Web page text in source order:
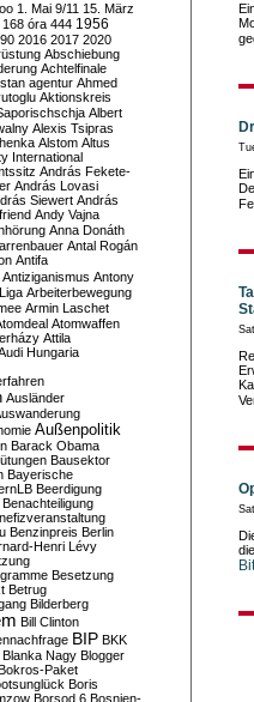
1. Mai 9/11 15. März
168 óra 444 1956
2016 2017 2020
Abschiebung
Achtelfinale
agentur Ahmed
Aktionskreis
Albert
Alexis Tsipras
Alstom Altus
International
András Fekete-
András Lovasi
Siewert András
Andy Vajna
Anna Donáth
Antal Rogán
Antifa
Antiziganismus Antony
Arbeiterbewegung
Armin Laschet
Atomwaffen
Attila
Hungaria
Ausländer
Außenpolitik
Barack Obama
Bausektor
Bayerische
Beerdigung
Benachteiligung
Benzinpreis Berlin
Henri Lévy
Besetzung
Betrug
Bilderberg
Bill Clinton
BIP BKK
Blanka Nagy Blogger
Paket
Boris
Borsod 6 Bosnien-